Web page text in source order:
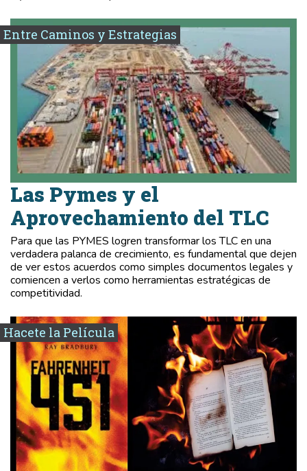
Entre Caminos y Estrategias
Las Pymes y el
Aprovechamiento del TLC
Para que las PYMES logren transformar los TLC en una
verdadera palanca de crecimiento, es fundamental que dejen
de ver estos acuerdos como simples documentos legales y
comiencen a verlos como herramientas estratégicas de
competitividad.
Hacete la Película